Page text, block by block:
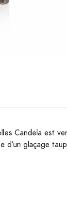
Candela est
d’un glaçage